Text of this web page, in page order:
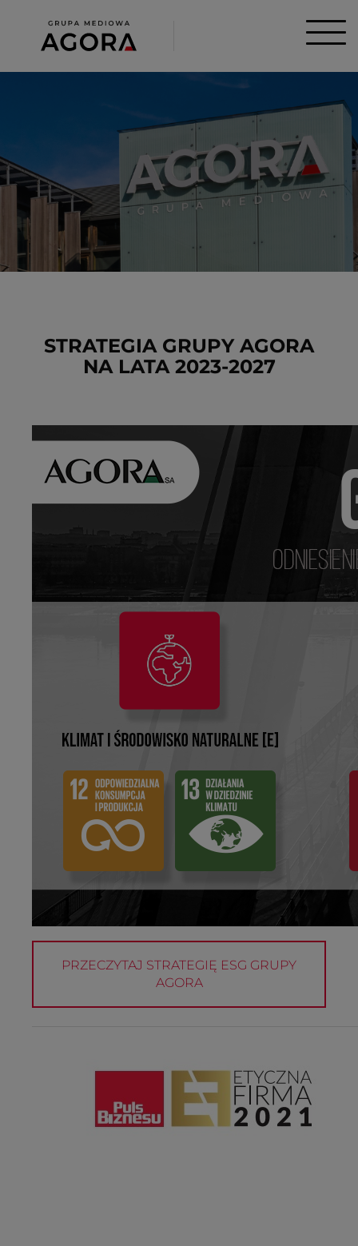
STRATEGIA GRUPY AGORA
NA LATA 2023-2027
PRZECZYTAJ STRATEGIĘ ESG GRUPY
AGORA